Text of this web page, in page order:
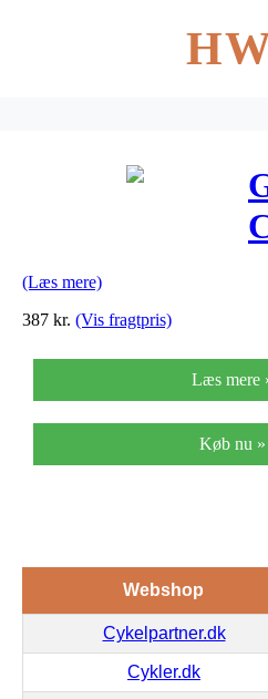
(Læs mere)
387 kr. (Vis fragtpris)
Læs mere
Køb nu »
Webshop
Cykelpartner.dk
Cykler.dk